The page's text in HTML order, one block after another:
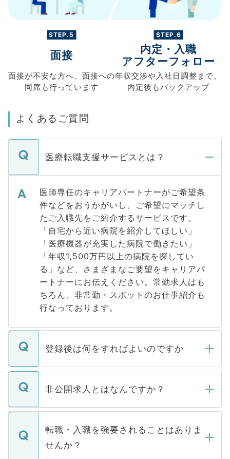
STEP.5
面接
面接が不安な方へ、 面接への
同席も行っています
STEP.6
内定・入職
アフターフォロー
年収交渉や入社日調整まで、
内定後もバックアップ
よくあるご質問
医療転職支援サービスとは？
医師専任のキャリアパートナーがご希望条
件などをおうかがいし、ご希望にマッチし
たご入職先をご紹介するサービスです。
「自宅から近い病院を紹介してほしい」
「医療機器が充実した病院で働きたい」
「年収1,500万円以上の病院を探してい
る」など、さまざまなご要望をキャリアパ
ートナーにお伝えください。常勤求人はも
ちろん、非常勤・スポットのお仕事紹介も
行なっております。
登録後は何をすればよいのですか
ご登録いただきましたら、弊社担当者がご
登録内容を確認し、その後メールもしくは
ます。通常、5営業日以内にはご連絡をせて
いただきますので、しばらくお待ちくださ
非公開求人とはなんですか？
マイナビDOCTORで取り扱っている求人の
うち約3割は、Webサイトからご覧いただ
けない「非公開求人」です。非公開求人は
下記の理由によって、一般には公開してい
転職・入職を強要されることはありま
せんか？